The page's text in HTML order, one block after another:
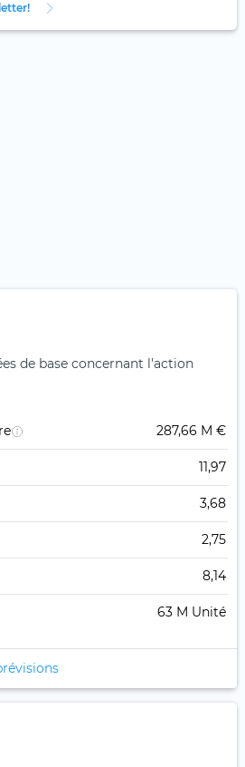
de base concernant l'action
287,66 M €
11,97
3,68
2,75
8,14
63 M Unité